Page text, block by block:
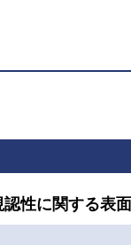
性に関する表